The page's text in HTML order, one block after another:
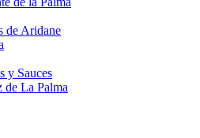
de Aridane
y Sauces
de La Palma